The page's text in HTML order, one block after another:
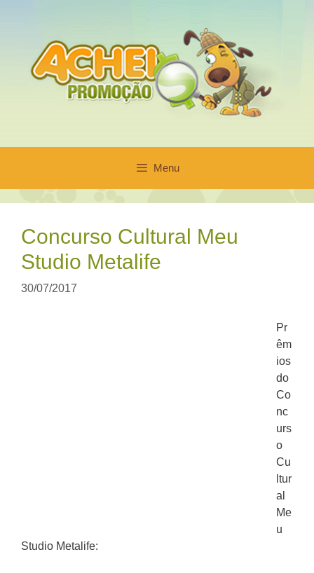
conteúdo
Menu
Concurso Cultural Meu
Studio Metalife
30/07/2017
Pr
êm
ios
do
Co
nc
urs
o
Cu
ltur
al
Me
u
Studio Metalife: